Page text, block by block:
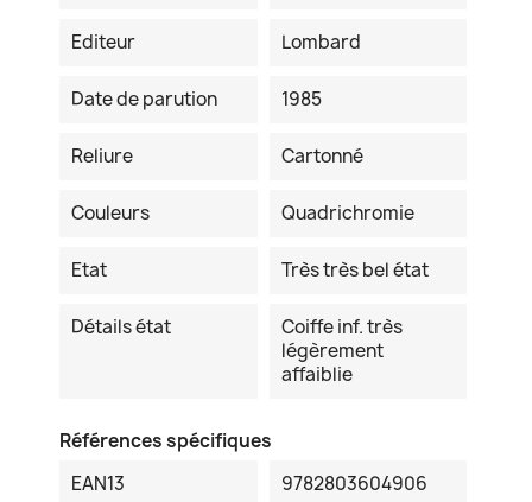
Editeur Lombard
Date de parution 1985
Reliure Cartonné
Couleurs Quadrichromie
Etat Très très bel état
Détails état
Coiffe inf. très
légèrement
affaiblie
Références spécifiques
EAN13
9782803604906